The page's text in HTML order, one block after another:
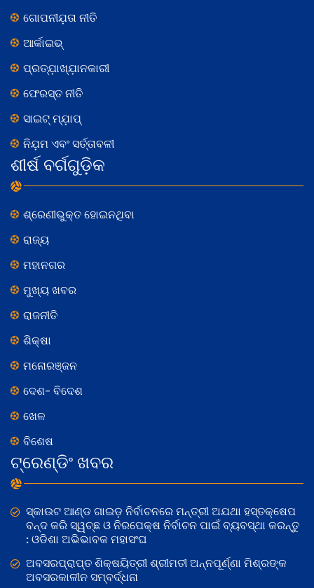
ଗୋପନୀଯ଼ତା ନୀତି
ଆର୍କାଇଭ୍
ପ୍ରତ୍ଯ଼ାଖ୍ଯ଼ାନକାରୀ
ଫେରସ୍ତ ନୀତି
ସାଇଟ୍ ମ୍ଯ଼ାପ୍
ନିଯ଼ମ ଏବଂ ସର୍ତ୍ତାବଳୀ
ଶୀର୍ଷ ବର୍ଗଗୁଡ଼ିକ
ଶ୍ରେଣୀଭୁକ୍ତ ହୋଇନଥିବା
ରାଜ୍ୟ
ମହାନଗର
ମୁଖ୍ୟ ଖବର
ରାଜନୀତି
ଶିକ୍ଷା
ମନୋରଞ୍ଜନ
ଦେଶ- ବିଦେଶ
ଖେଳ
ବିଶେଷ
ଟ୍ରେଣ୍ଡିଂ ଖବର
ସ୍କାଉଟ ଆଣ୍ଡ ଗାଇଡ଼ ନିର୍ବାଚନରେ ମନ୍ତ୍ରୀ ଅଯଥା ହସ୍ତକ୍ଷେପ
ବନ୍ଦ କରି ସ୍ୱଚ୍ଛ ଓ ନିରପେକ୍ଷ ନିର୍ବାଚନ ପାଇଁ ବ୍ୟବସ୍ଥା କରନ୍ତୁ
: ଓଡିଶା ଅଭିଭାବକ ମହାସଂଘ
ଅବସରପ୍ରାପ୍ତ ଶିକ୍ଷୟିତ୍ରୀ ଶ୍ରୀମତୀ ଅନ୍ନପୂର୍ଣ୍ଣା ମିଶ୍ରଙ୍କ
ଅବସରକାଳୀନ ସମ୍ବର୍ଦ୍ଧନା